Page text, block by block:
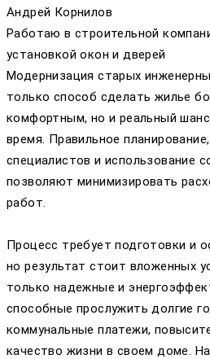
Андрей Корнилов
Работаю в строительной
установкой окон и дверей
Модернизация старых
только способ сделать жилье
комфортным, но и реальный
время. Правильное
специалистов и использование
позволяют минимизировать
работ.
Процесс требует подготовки и
но результат стоит вложенных
только надежные и
способные прослужить долгие
коммунальные платежи,
качество жизни в своем доме.